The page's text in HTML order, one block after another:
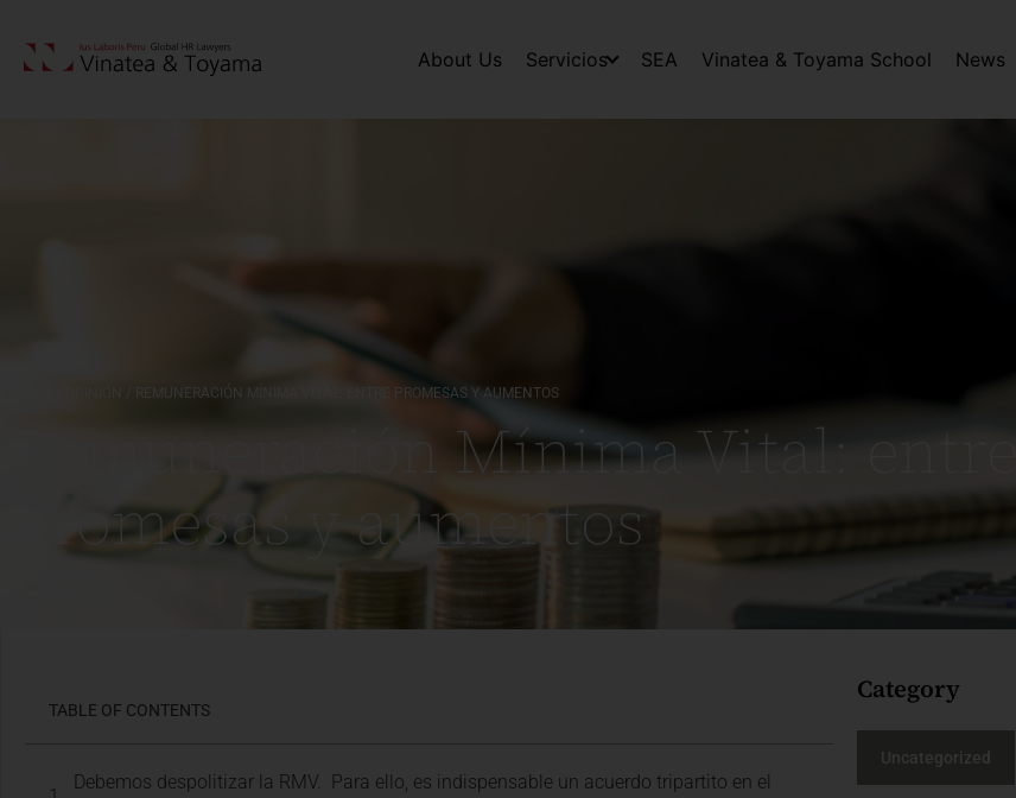
About Us Servicios SEA Vinatea & Toyama School News
REMUNERACIÓN MÍNIMA VITAL: ENTRE PROMESAS Y AUMENTOS
Remuneración Mínima Vital: entre
promesas y aumentos
TABLE OF CONTENTS
Debemos despolitizar la RMV. Para ello, es indispensable un acuerdo tripartito en el
Category
Uncategorized